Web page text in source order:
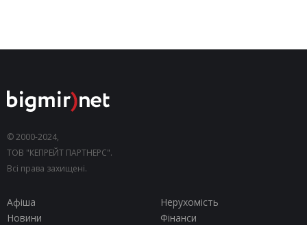
© 2000-2024,
ТОВ "КЕПРЕЙТ ПАРТНЕРС".
Всі права захищені.
Афіша
Нерухомість
Новини
Фінанси